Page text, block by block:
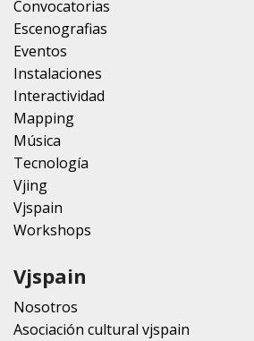
Convocatorias
Escenografias
Eventos
Instalaciones
Interactividad
Mapping
Música
Tecnología
Vjing
Vjspain
Workshops
Vjspain
Nosotros
Asociación cultural vjspain